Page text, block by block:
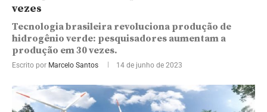
vezes
Tecnologia brasileira revoluciona produção de
hidrogênio verde: pesquisadores aumentam a
produção em 30 vezes.
Escrito por Marcelo Santos 14 de junho de 2023